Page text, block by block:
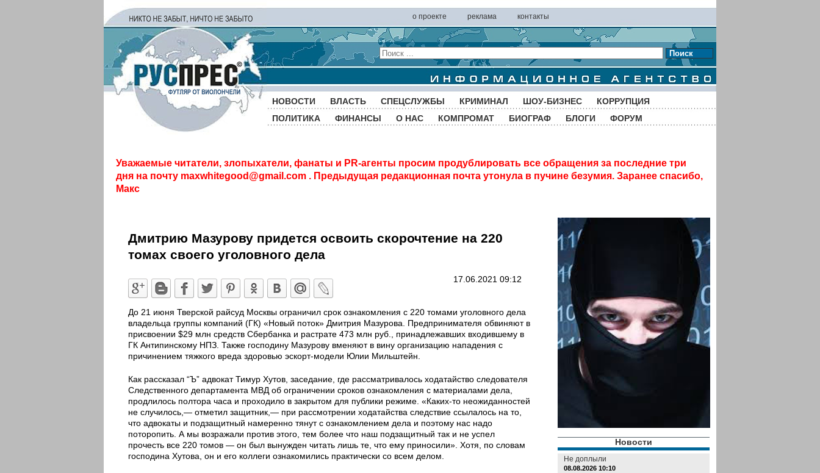
о проекте реклама контакты
Поиск
НОВОСТИ ВЛАСТЬ СПЕЦСЛУЖБЫ КРИМИНАЛ ШОУ-БИЗНЕС
КОРРУПЦИЯ
ПОЛИТИКА
ФИНАНСЫ О НАС КОМПРОМАТ БИОГРАФ БЛОГИ ФОРУМ
Уважаемые читатели, злопыхатели, фанаты и PR-агенты просим продублировать все обращения за последние три
дня на почту maxwhitegood@gmail.com . Предыдущая редакционная почта утонула в пучине безумия. Заранее спасибо,
Макс
Дмитрию Мазурову придется освоить скорочтение на 220
томах своего уголовного дела
17.06.2021 09:12
До 21 июня Тверской райсуд Москвы ограничил срок ознакомления с 220 томами уголовного дела
владельца группы компаний (ГК) «Новый поток» Дмитрия Мазурова. Предпринимателя обвиняют в
присвоении $29 млн средств Сбербанка и растрате 473 млн руб., принадлежавших входившему в
ГК Антипинскому НПЗ. Также господину Мазурову вменяют в вину организацию нападения с
причинением тяжкого вреда здоровью эскорт-модели Юлии Мильштейн.
Как рассказал “Ъ” адвокат Тимур Хутов, заседание, где рассматривалось ходатайство следователя
Следственного департамента МВД об ограничении сроков ознакомления с материалами дела,
продлилось полтора часа и проходило в закрытом для публики режиме. «Каких-то неожиданностей
не случилось,— отметил защитник,— при рассмотрении ходатайства следствие ссылалось на то,
что адвокаты и подзащитный намеренно тянут с ознакомлением дела и поэтому нас надо
поторопить. А мы возражали против этого, тем более что наш подзащитный так и не успел
прочесть все 220 томов — он был вынужден читать лишь те, что ему приносили». Хотя, по словам
господина Хутова, он и его коллеги ознакомились практически со всем делом.
Новости
Не доплыли
08.08.2026 10:10